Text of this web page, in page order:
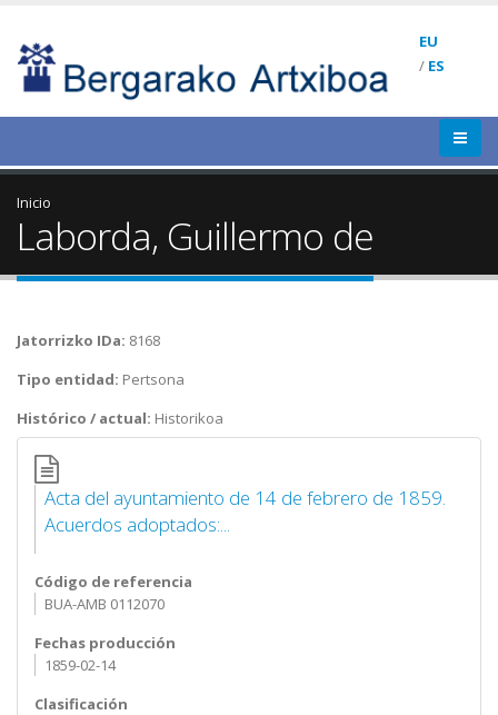
EU
/ ES
Inicio
Laborda, Guillermo de
Jatorrizko IDa: 8168
Tipo entidad: Pertsona
Histórico / actual: Historikoa
Acta del ayuntamiento de 14 de febrero de 1859.
Acuerdos adoptados:...
Código de referencia
BUA-AMB 0112070
Fechas producción
1859-02-14
Clasificación